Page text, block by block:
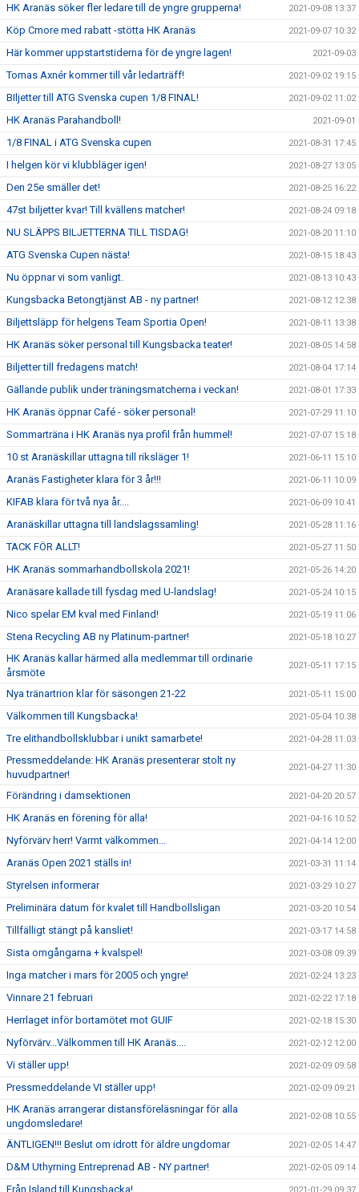
HK Aranäs söker fler ledare till de yngre grupperna! 2021-09-08 13:37
Köp Cmore med rabatt -stötta HK Aranäs 2021-09-07 10:32
Här kommer uppstartstiderna för de yngre lagen! 2021-09-03
Tomas Axnér kommer till vår ledarträff! 2021-09-02 19:15
BIljetter till ATG Svenska cupen 1/8 FINAL! 2021-09-02 11:02
HK Aranäs Parahandboll! 2021-09-01
1/8 FINAL i ATG Svenska cupen 2021-08-31 17:45
I helgen kör vi klubbläger igen! 2021-08-27 13:05
Den 25e smäller det! 2021-08-25 16:22
47st biljetter kvar! Till kvällens matcher! 2021-08-24 09:18
NU SLÄPPS BILJETTERNA TILL TISDAG! 2021-08-20 11:10
ATG Svenska Cupen nästa! 2021-08-15 18:43
Nu öppnar vi som vanligt. 2021-08-13 10:43
Kungsbacka Betongtjänst AB - ny partner! 2021-08-12 12:38
Biljettsläpp för helgens Team Sportia Open! 2021-08-11 13:38
HK Aranäs söker personal till Kungsbacka teater! 2021-08-05 14:58
Biljetter till fredagens match! 2021-08-04 17:14
Gällande publik under träningsmatcherna i veckan! 2021-08-01 17:33
HK Aranäs öppnar Café - söker personal! 2021-07-29 11:10
Sommarträna i HK Aranäs nya profil från hummel! 2021-07-07 15:18
10 st Aranäskillar uttagna till riksläger 1! 2021-06-11 15:10
Aranäs Fastigheter klara för 3 år!!! 2021-06-11 10:09
KIFAB klara för två nya år.... 2021-06-09 10:41
Aranäskillar uttagna till landslagssamling! 2021-05-28 11:16
TACK FÖR ALLT! 2021-05-27 11:50
HK Aranäs sommarhandbollskola 2021! 2021-05-26 14:20
Aranäsare kallade till fysdag med U-landslag! 2021-05-24 10:15
Nico spelar EM kval med Finland! 2021-05-19 11:06
Stena Recycling AB ny Platinum-partner! 2021-05-18 10:27
HK Aranäs kallar härmed alla medlemmar till ordinarie
årsmöte
2021-05-11 17:15
Nya tränartrion klar för säsongen 21-22 2021-05-11 15:00
Välkommen till Kungsbacka! 2021-05-04 10:38
Tre elithandbollsklubbar i unikt samarbete! 2021-04-28 11:03
Pressmeddelande: HK Aranäs presenterar stolt ny
huvudpartner!
2021-04-27 11:30
Förändring i damsektionen 2021-04-20 20:57
HK Aranäs en förening för alla! 2021-04-16 10:52
Nyförvärv herr! Varmt välkommen... 2021-04-14 12:00
Aranäs Open 2021 ställs in! 2021-03-31 11:14
Styrelsen informerar 2021-03-29 10:27
Preliminära datum för kvalet till Handbollsligan 2021-03-20 10:54
Tillfälligt stängt på kansliet! 2021-03-17 14:58
Sista omgångarna + kvalspel! 2021-03-08 09:39
Inga matcher i mars för 2005 och yngre! 2021-02-24 13:23
Vinnare 21 februari 2021-02-22 17:18
Herrlaget inför bortamötet mot GUIF 2021-02-18 15:30
Nyförvärv...Välkommen till HK Aranäs.... 2021-02-12 12:00
Vi ställer upp! 2021-02-09 09:58
Pressmeddelande VI ställer upp! 2021-02-09 09:21
HK Aranäs arrangerar distansföreläsningar för alla
ungdomsledare!
2021-02-08 10:55
ÄNTLIGEN!!! Beslut om idrott för äldre ungdomar 2021-02-05 14:47
D&M Uthyrning Entreprenad AB - NY partner! 2021-02-05 09:14
Från Island till Kungsbacka! 2021-01-29 09:37